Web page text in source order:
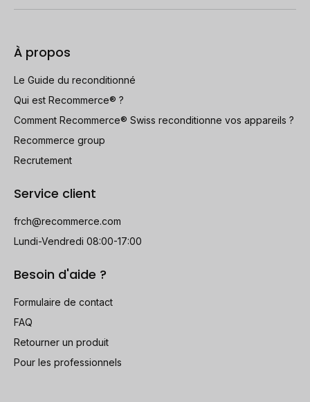
À propos
Le Guide du reconditionné
Qui est Recommerce® ?
Comment Recommerce® Swiss reconditionne vos appareils ?
Recommerce group
Recrutement
Service client
frch@recommerce.com
Lundi-Vendredi 08:00-17:00
Besoin d'aide ?
Formulaire de contact
FAQ
Retourner un produit
Pour les professionnels